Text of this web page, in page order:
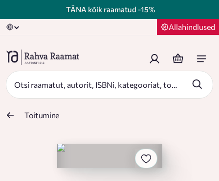
TÄNA kõik raamatud -15%
Allahindlused
Toitumine